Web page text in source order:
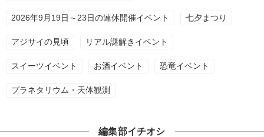
2026年9月19日～23日の連休開催イベント 七夕まつり
アジサイの見頃 リアル謎解きイベント
スイーツイベント お酒イベント 恐竜イベント
プラネタリウム・天体観測
編集部イチオシ